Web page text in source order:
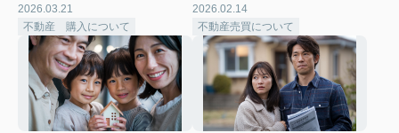
2026.03.21
不動産 購入について
2026.02.14
不動産売買について